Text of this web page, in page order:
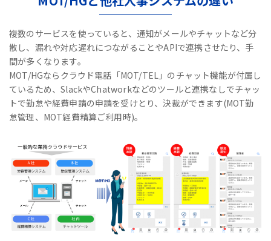
複数のサービスを使っていると、通知がメールやチャットなど分
散し、漏れや対応遅れにつながることやAPIで連携させたり、手
間が多くなります。
MOT/HGならクラウド電話「MOT/TEL」のチャット機能が付属し
ているため、SlackやChatworkなどのツールと連携なしでチャッ
トで勤怠や経費申請の申請を受けとり、決裁ができます(MOT勤
怠管理、MOT経費精算ご利用時)。